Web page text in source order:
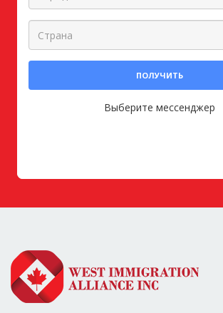
ПОЛУЧИТЬ
Выберите мессенджер